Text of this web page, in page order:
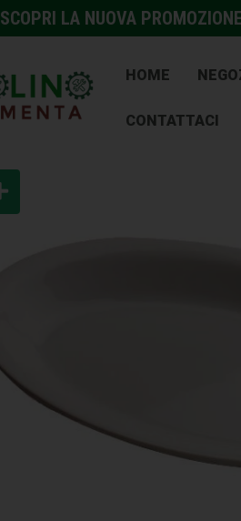
SCOPRI LA NUOVA
HOME
CONTATTACI